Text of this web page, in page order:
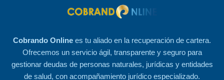
Cobrando Online es tu aliado en la recuperación de cartera.
Ofrecemos un servicio ágil, transparente y seguro para
gestionar deudas de personas naturales, jurídicas y entidades
de salud, con acompañamiento jurídico especializado.